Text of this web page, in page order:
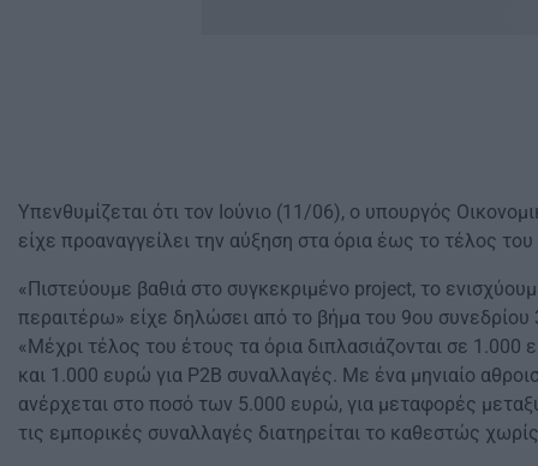
Υπενθυμίζεται ότι τον Ιούνιο (11/06), ο υπουργός
είχε προαναγγείλει την αύξηση στα όρια έως το τέλος
«Πιστεύουμε βαθιά στο συγκεκριμένο project, το
περαιτέρω» είχε δηλώσει από το βήμα του 9ου
«Μέχρι τέλος του έτους τα όρια διπλασιάζονται σε 1.000
και 1.000 ευρώ για P2B συναλλαγές. Με ένα μηνιαίο
ανέρχεται στο ποσό των 5.000 ευρώ, για μεταφορές
τις εμπορικές συναλλαγές διατηρείται το καθεστώς χωρίς